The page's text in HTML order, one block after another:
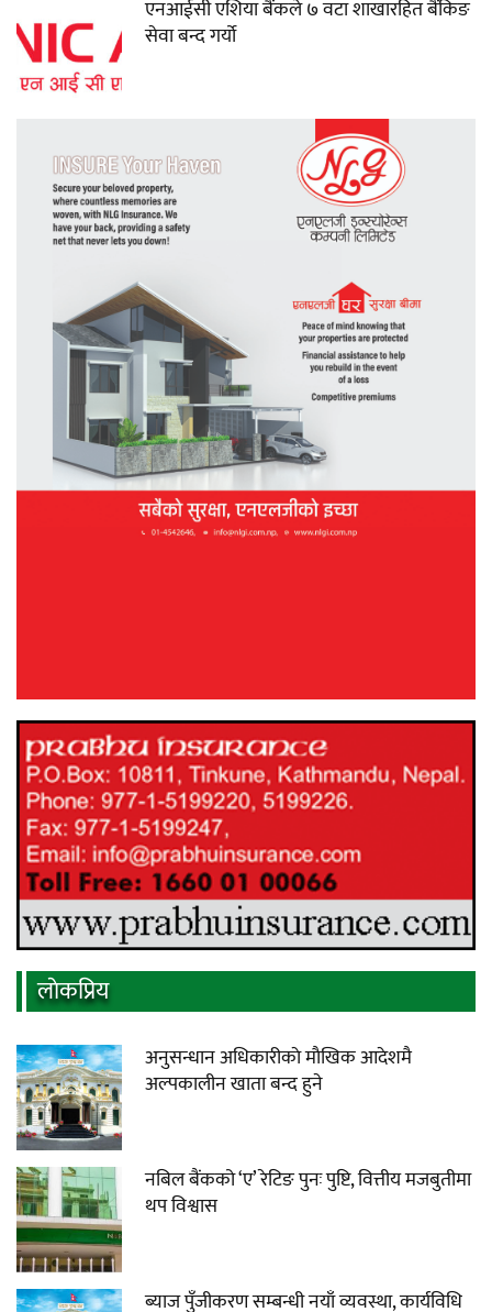
एनआईसी एशिया बैंकले ७ वटा शाखारहित बैंकिङ
सेवा बन्द गर्यो
लाेकप्रिय
अनुसन्धान अधिकारीकाे माैखिक आदेशमै
अल्पकालीन खाता बन्द हुने
नबिल बैंकको ‘ए’ रेटिङ पुनः पुष्टि, वित्तीय मजबुतीमा
थप विश्वास
ब्याज पुँजीकरण सम्बन्धी नयाँ व्यवस्था, कार्यविधि